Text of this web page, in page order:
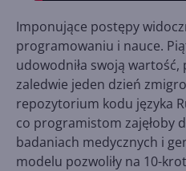
Imponujące postępy
programowaniu i nauce.
udowodniła swoją
zaledwie jeden dzień
repozytorium kodu języka
co programistom zajęłoby
badaniach medycznych i
modelu pozwoliły na 10-